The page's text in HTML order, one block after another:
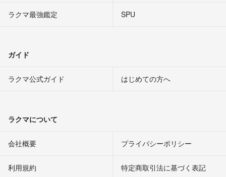
ラクマ最強鑑定
SPU
ガイド
ラクマ公式ガイド はじめての方へ
ラクマについて
会社概要 プライバシーポリシー
利用規約 特定商取引法に基づく表記